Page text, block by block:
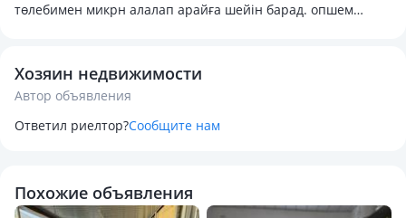
төлебимен микрн алалап арайға шейін барад. опшем
Хозяин недвижимости
Автор объявления
Ответил риелтор?Сообщите нам
Похожие объявления